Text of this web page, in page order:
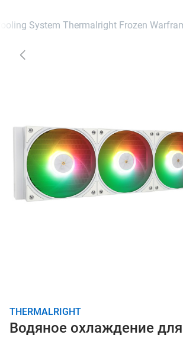
System Thermalright Frozen
THERMALRIGHT
Водяное охлаждение для